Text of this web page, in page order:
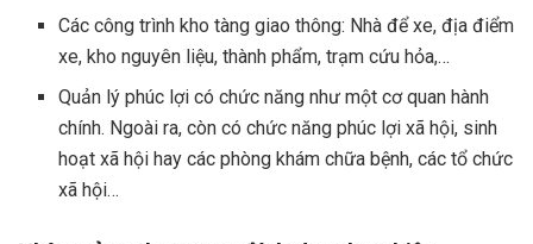
Các công trình kho tàng giao thông: Nhà để xe, địa điểm
xe, kho nguyên liệu, thành phẩm, trạm cứu hỏa,…
Quản lý phúc lợi có chức năng như một cơ quan hành
chính. Ngoài ra, còn có chức năng phúc lợi xã hội, sinh
hoạt xã hội hay các phòng khám chữa bệnh, các tổ chức
xã hội…